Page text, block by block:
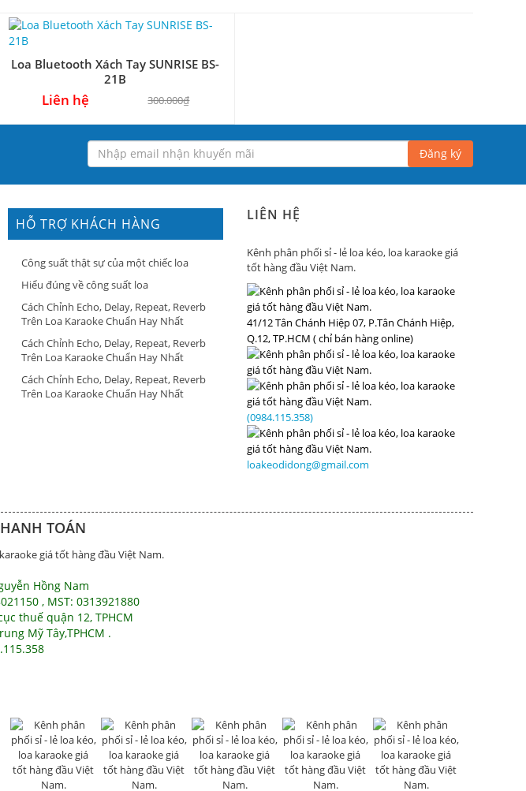
Loa Bluetooth Xách Tay SUNRISE BS-
21B
Liên hệ 300.000₫
Đăng ký
HỖ TRỢ KHÁCH HÀNG
Công suất thật sự của một chiếc loa
Hiểu đúng về công suất loa
Cách Chỉnh Echo, Delay, Repeat, Reverb
Trên Loa Karaoke Chuẩn Hay Nhất
Cách Chỉnh Echo, Delay, Repeat, Reverb
Trên Loa Karaoke Chuẩn Hay Nhất
Cách Chỉnh Echo, Delay, Repeat, Reverb
Trên Loa Karaoke Chuẩn Hay Nhất
LIÊN HỆ
Kênh phân phối sỉ - lẻ loa kéo, loa karaoke giá
tốt hàng đầu Việt Nam.
41/12 Tân Chánh Hiệp 07, P.Tân Chánh Hiệp,
Q.12, TP.HCM ( chỉ bán hàng online)
(0984.115.358)
loakeodidong@gmail.com
TOÁN
Hồng Nam
, MST: 0313921880
thuế quận 12, TPHCM
Mỹ Tây,TPHCM .